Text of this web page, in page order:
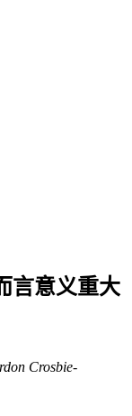
言意义重大
Crosbie-